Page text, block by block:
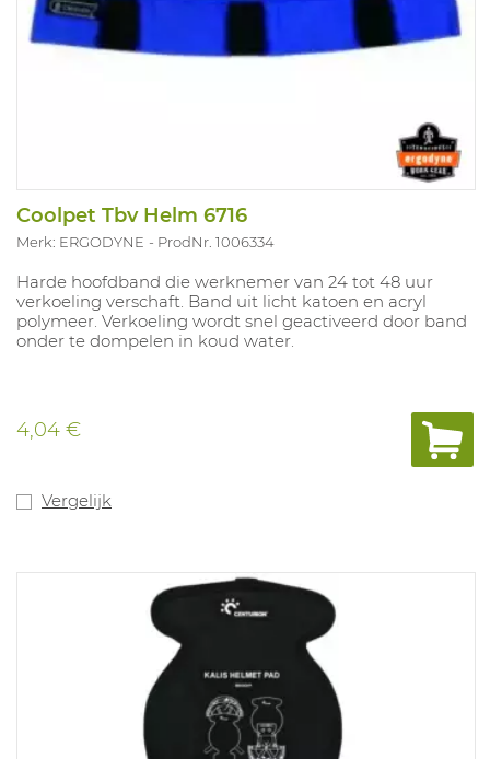
Coolpet Tbv Helm 6716
Merk: ERGODYNE ProdNr. 1006334
Harde hoofdband die werknemer van 24 tot 48 uur
verkoeling verschaft. Band uit licht katoen en acryl
polymeer. Verkoeling wordt snel geactiveerd door band
onder te dompelen in koud water.
4,04 €
Vergelijk